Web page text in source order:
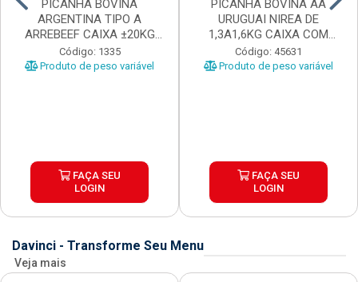
PICANHA BOVINA
ARGENTINA TIPO A
ARREBEEF CAIXA ±20KG
PEÇAS 1...
Código: 1335
Produto de peso variável
FAÇA SEU
LOGIN
PICANHA BOVINA AA
URUGUAI NIREA DE
1,3A1,6KG CAIXA COM
±15KG
Código: 45631
Produto de peso variável
FAÇA SEU
LOGIN
Davinci - Transforme Seu Menu
Veja mais